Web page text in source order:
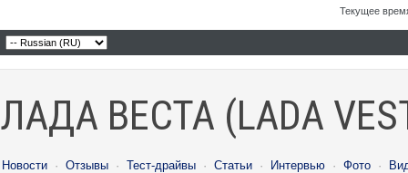
Текущее
ЛАДА ВЕСТА (LADA
Новости · Отзывы · Тест-драйвы · Статьи · Интервью · Фото ·